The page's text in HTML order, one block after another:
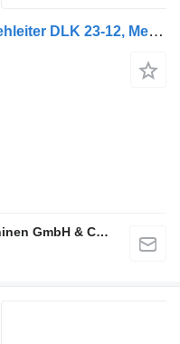
Mercedes-Benz 1422 F 4x2, Drehleiter DLK 23-12, Metz, 30m
alga Nutzfahrzeug- und Baumaschinen GmbH & Co. KG